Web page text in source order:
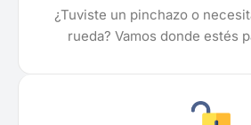
¿Tuviste un pinchazo o
rueda? Vamos donde estés